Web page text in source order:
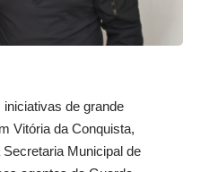
de grande
Vitória da Conquista,
Municipal de